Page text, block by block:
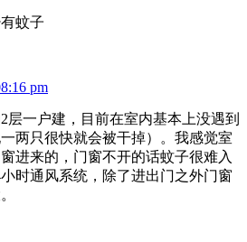
蚊子
pm
层一户建，目前在室内基本上没遇到
两只很快就会被干掉）。我感觉室
进来的，门窗不开的话蚊子很难入
时通风系统，除了进出门之外门窗